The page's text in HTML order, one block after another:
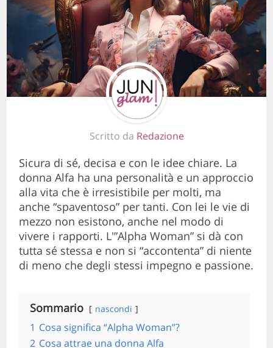
Scritto da Redazione
Sicura di sé, decisa e con le idee chiare. La
donna Alfa ha una personalità e un approccio
alla vita che è irresistibile per molti, ma
anche “spaventoso” per tanti. Con lei le vie di
mezzo non esistono, anche nel modo di
vivere i rapporti. L'”Alpha Woman” si dà con
tutta sé stessa e non si “accontenta” di niente
di meno che degli stessi impegno e passione.
Sommario nascondi
1 Cosa significa “Alpha Woman”?
2 Cosa attrae una donna Alfa